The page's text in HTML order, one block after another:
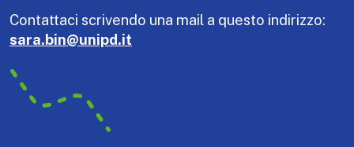
Contattaci scrivendo una mail a questo indirizzo:
sara.bin@unipd.it